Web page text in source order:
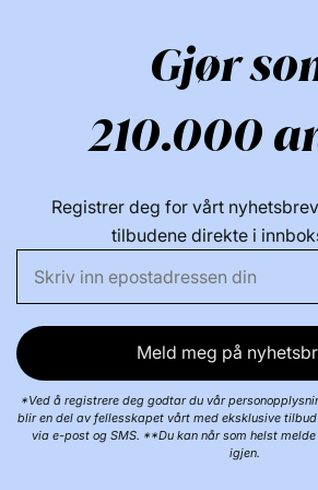
Gjør
210.000
Registrer deg for vårt
tilbudene direkte i
Meld meg på
*Ved å registrere deg godtar du vår
blir en del av fellesskapet vårt med eksklusive
via e-post og SMS. **Du kan når som helst
igjen.